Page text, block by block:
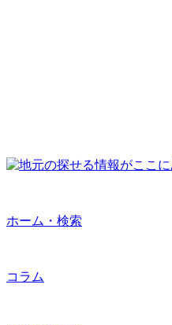
ホーム・検索
コラム